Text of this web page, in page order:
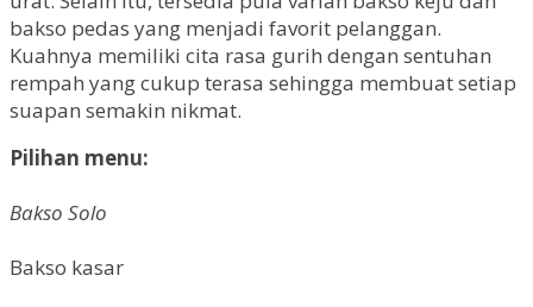
bakso pedas yang menjadi favorit pelanggan.
Kuahnya memiliki cita rasa gurih dengan sentuhan
rempah yang cukup terasa sehingga membuat setiap
suapan semakin nikmat.
Pilihan menu:
Bakso Solo
Bakso kasar